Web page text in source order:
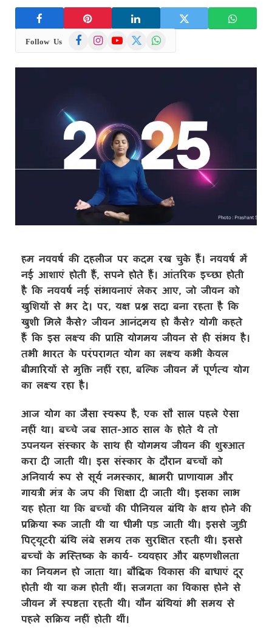
Follow Us FacebookInstagramYouTube
X
(Twitter)
WhatsApp
हम नववर्ष की दहलीज पर कदम रख चुके हैं। नववर्ष में
नई आशाएं होती हैं, सपने होते हैं। आंतरिक इच्छा होती
है कि नववर्ष नई संभावनाएं लेकर आए, जो जीवन को
खुशियों से भर दे। पर, यक्ष प्रश्न सदा बना रहता है कि
खुशी मिले कैसे? जीवन आनंदमय हो कैसे? योगी कहते
हैं कि इस लक्ष्य की प्राप्ति योगमय जीवन से ही संभव है।
तभी भारत के परंपरागत योग का लक्ष्य कभी केवल
बीमारियों से मुक्ति नहीं रहा, बल्कि जीवन में पूर्णत्व योग
का लक्ष्य रहा है।
आज योग का जैसा स्वरूप है, एक सौ साल पहले ऐसा
नहीं था। बच्चे जब सात-आठ साल के होते थे तो
उपनयन संस्कार के साथ ही योगमय जीवन की शुरुआत
करा दी जाती थी। इस संस्कार के दौरान बच्चों को
अनिवार्य रूप से सूर्य नमस्कार, भ्रामरी प्राणायाम और
गायत्री मंत्र के जप की शिक्षा दी जाती थी। इसका लाभ
यह होता था कि बच्चों की पीनियल ग्रंथि के क्षय होने की
प्रक्रिया रूक जाती थी या धीमी पड़ जाती थी। इससे जुड़ी
पिट्यूटरी ग्रंथि लंबे समय तक सुरक्षित रहती थी। इससे
बच्चों के मस्तिष्क के कार्य- व्यवहार और ग्रहणशीलता
का नियमन हो जाता था। बौद्धिक विकास की बाधाएं दूर
होती थी या कम होती थीं। सजगता का विकास होने से
जीवन में स्पष्टता रहती थी। यौन ग्रंथियां भी समय से
पहले सक्रिय नहीं होती थीं।